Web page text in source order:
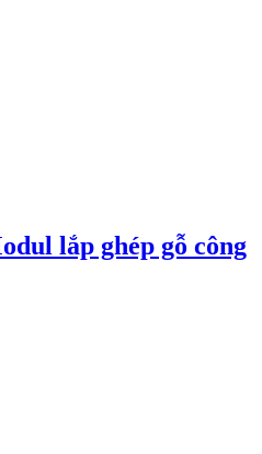
lắp ghép gỗ công